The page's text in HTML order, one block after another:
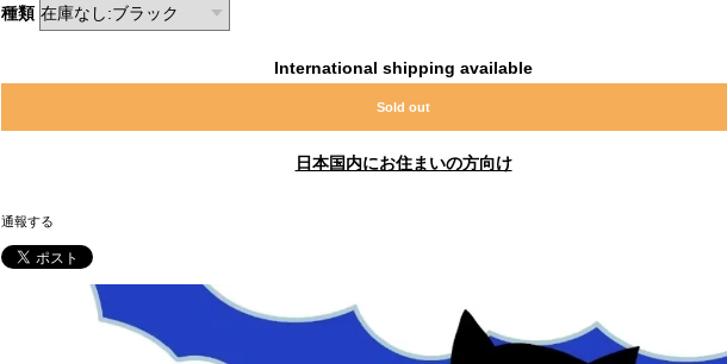
種類
International shipping available
Sold out
日本国内にお住まいの方向け
通報する